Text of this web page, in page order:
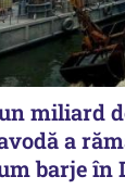
miliard
a
barje în